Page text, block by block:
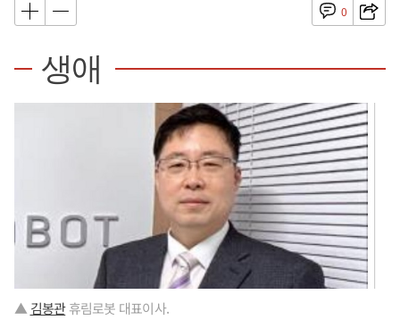
0
생애
▲ 김봉관휴림로봇 대표이사.